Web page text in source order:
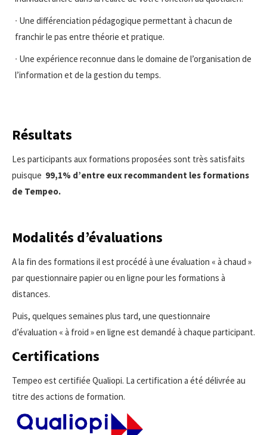
∙ Une différenciation pédagogique permettant à chacun de
franchir le pas entre théorie et pratique.
∙ Une expérience reconnue dans le domaine de l’organisation de
l’information et de la gestion du temps.
Résultats
Les participants aux formations proposées sont très satisfaits
puisque 99,1% d’entre eux recommandent les formations
de Tempeo.
Modalités d’évaluations
A la fin des formations il est procédé à une évaluation « à chaud »
par questionnaire papier ou en ligne pour les formations à
distances.
Puis, quelques semaines plus tard, une questionnaire
d’évaluation « à froid » en ligne est demandé à chaque participant.
Certifications
Tempeo est certifiée Qualiopi. La certification a été délivrée au
titre des actions de formation.